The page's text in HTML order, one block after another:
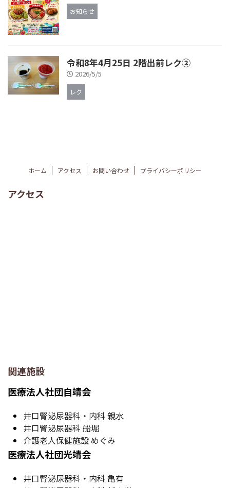
お知らせ
令和8年4月25日 2階出前レク②
2026/5/5
レク
ホーム アクセス お問い合わせ プライバシーポリシー
アクセス
関連施設
医療法人社団自靖会
井口腎泌尿器科・内科 親水
井口腎泌尿器科 船堀
介護老人保健施設 めぐみ
医療法人社団光靖会
井口腎泌尿器科・内科 亀有